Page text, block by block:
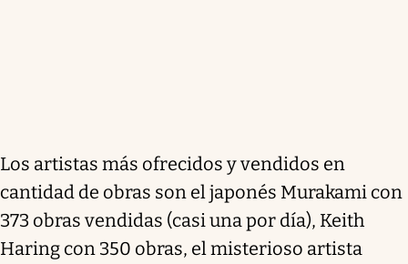
Los artistas más ofrecidos y vendidos en
cantidad de obras son el japonés Murakami con
373 obras vendidas (casi una por día), Keith
Haring con 350 obras, el misterioso artista